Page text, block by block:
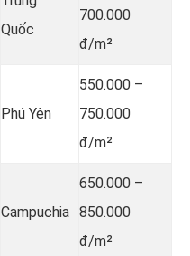
Quốc
700.000
đ/m²
Phú Yên
550.000 –
750.000
đ/m²
Campuchia
650.000 –
850.000
đ/m²